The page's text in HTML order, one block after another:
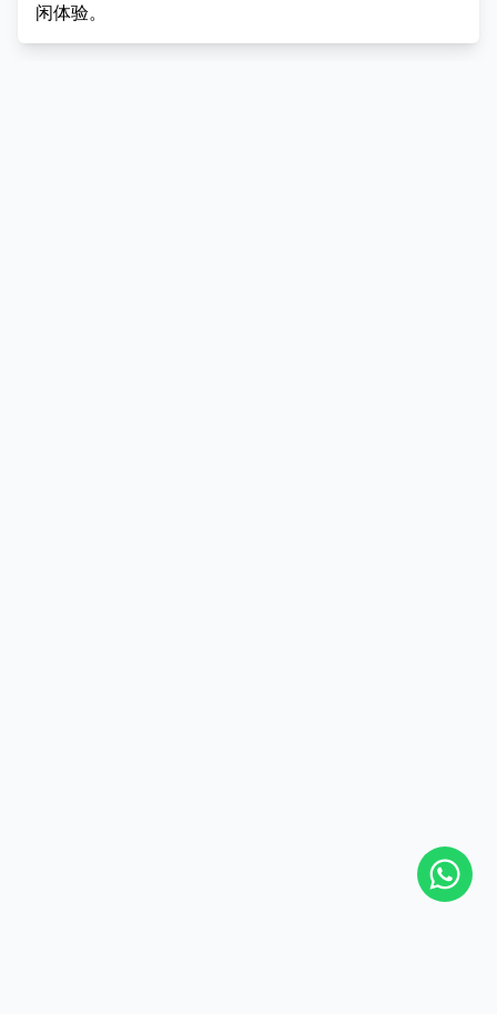
闲体验。